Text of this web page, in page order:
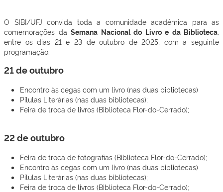
O SIBI/UFJ convida toda a comunidade acadêmica para as
comemorações da Semana Nacional do Livro e da Biblioteca
entre os dias 21 e 23 de outubro de 2025, com a seguinte
programação:
21 de outubro
Encontro às cegas com um livro (nas duas bibliotecas)
Pílulas Literárias (nas duas bibliotecas);
Feira de troca de livros (Biblioteca Flor-do-Cerrado);
22 de outubro
Feira de troca de fotografias (Biblioteca Flor-do-Cerrado);
Encontro às cegas com um livro (nas duas bibliotecas)
Pílulas Literárias (nas duas bibliotecas);
Feira de troca de livros (Biblioteca Flor-do-Cerrado);